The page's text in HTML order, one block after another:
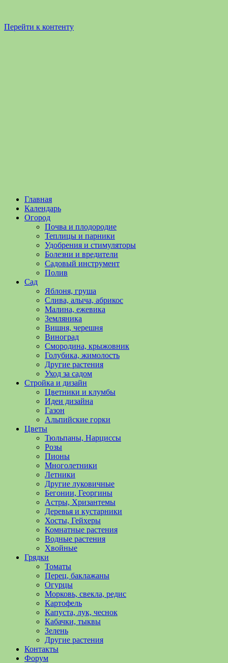
Перейти к контенту
Садоводство
Огородничество
Садоводство
огородничество
полезные
уходу
овощами,
растениями
Поможем
обустройстве
выращивании
Главная
Календарь
Огород
Почва и плодородие
Теплицы и парники
Удобрения и стимуляторы
Болезни и вредители
Садовый инструмент
Полив
Сад
Яблоня, груша
Слива, алыча, абрикос
Малина, ежевика
Земляника
Вишня, черешня
Виноград
Смородина, крыжовник
Голубика, жимолость
Другие растения
Уход за садом
Стройка и дизайн
Цветники и клумбы
Идеи дизайна
Газон
Альпийские горки
Цветы
Тюльпаны, Нарциссы
Розы
Пионы
Многолетники
Летники
Другие луковичные
Бегонии, Георгины
Астры, Хризантемы
Деревья и кустарники
Хосты, Гейхеры
Комнатные растения
Водные растения
Хвойные
Грядки
Томаты
Перец, баклажаны
Огурцы
Морковь, свекла, редис
Картофель
Капуста, лук, чеснок
Кабачки, тыквы
Зелень
Другие растения
Контакты
Форум